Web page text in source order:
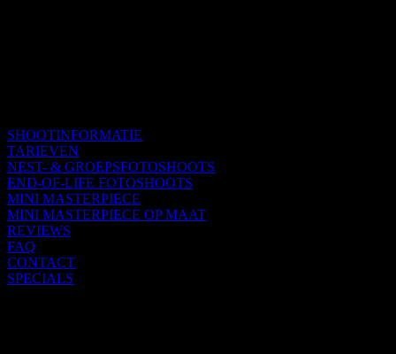
SHOOTINFORMATIE
TARIEVEN
NEST- & GROEPSFOTOSHOOTS
END-OF-LIFE FOTOSHOOTS
MINI MASTERPIECE
MINI MASTERPIECE OP MAAT
REVIEWS
FAQ
CONTACT
SPECIALS